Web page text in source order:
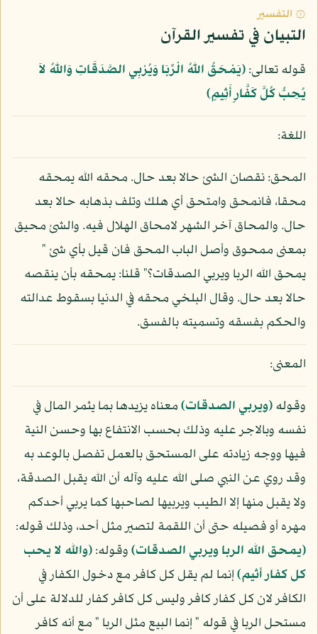
۞ التفسير
التبيان في تفسير القرآن
قوله تعالى:﴿يَمْحَقُ اللّهُ الْرِّبَا وَيُرْبِي الصَّدَقَاتِ وَاللّهُ لاَ
يُحِبُّ كُلَّ كَفَّارٍ أَثِيمٍ﴾
اللغة:
المحق: نقصان الشئ حالا بعد حال. محقه الله يمحقه
محقا، فانمحق وامتحق أي هلك وتلف بذهابه حالا بعد
حال. والمحاق آخر الشهر لامحاق الهلال فيه. والشئ محيق
بمعنى ممحوق وأصل الباب المحق فان قيل بأي شئ "
يمحق الله الربا ويربي الصدقات؟" قلنا: يمحقه بأن ينقصه
حالا بعد حال. وقال البلخي محقه في الدنيا بسقوط عدالته
والحكم بفسقه وتسميته بالفسق.
المعنى:
وقوله(ويربي الصدقات)معناه يزيدها بما يثمر المال في
نفسه وبالاجر عليه وذلك بحسب الانتفاع بها وحسن النية
فيها ووجه زيادته على المستحق بالعمل تفصل بالوعد به
وقد روي عن النبي صلى الله عليه وآله أن الله يقبل الصدقة،
ولا يقبل منها إلا الطيب ويربيها لصاحبها كما يربي أحدكم
مهره أو فصيله حتى أن اللقمة لتصير مثل أحد، وذلك قوله:
(يمحق الله الربا ويربي الصدقات)وقوله:(والله لا يحب
كل كفار أثيم)إنما لم يقل كل كافر مع دخول الكفار في
الكافر لان كل كفار كافر وليس كل كافر كفار للدلالة على أن
مستحل الربا في قوله " إنما البيع مثل الربا " مع أنه كافر